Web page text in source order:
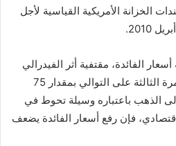
الخزانة الأمريكية القياسية لأجل
الفائدة، مقتفية أثر الفيدرالي
الأمريكي الذي رفع الفائدة للمرة الثالثة على التوالي بمقدار 75
الذهب باعتباره وسيلة تحوط في
فإن رفع أسعار الفائدة يضعف